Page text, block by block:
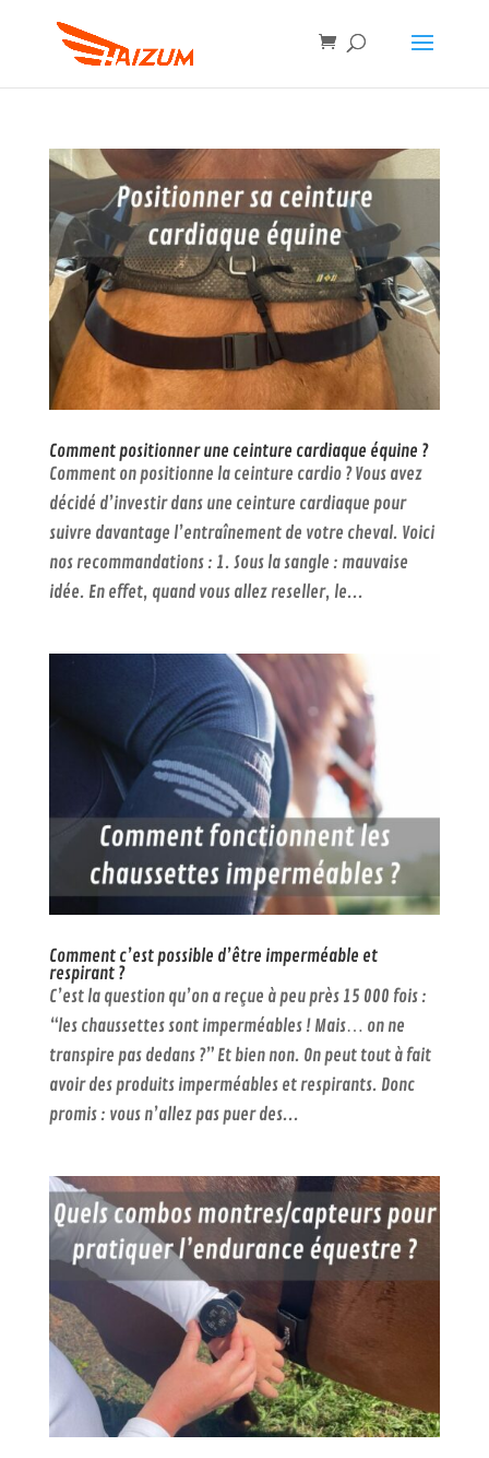
Comment positionner une ceinture cardiaque équine ?
Comment on positionne la ceinture cardio ? Vous avez
décidé d’investir dans une ceinture cardiaque pour
suivre davantage l’entraînement de votre cheval. Voici
nos recommandations : 1. Sous la sangle : mauvaise
idée. En effet, quand vous allez reseller, le...
Comment c’est possible d’être imperméable et
respirant ?
C’est la question qu’on a reçue à peu près 15 000 fois :
“les chaussettes sont imperméables ! Mais… on ne
transpire pas dedans ?” Et bien non. On peut tout à fait
avoir des produits imperméables et respirants. Donc
promis : vous n’allez pas puer des...